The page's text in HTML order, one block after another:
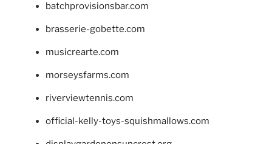
batchprovisionsbar.com
brasserie-gobette.com
musicrearte.com
morseysfarms.com
riverviewtennis.com
official-kelly-toys-squishmallows.com